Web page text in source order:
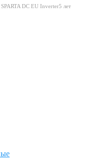
DC EU Inverter5 лет